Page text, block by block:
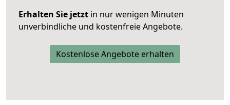
Erhalten Sie jetzt in nur wenigen Minuten
unverbindliche und kostenfreie Angebote.
Kostenlose Angebote erhalten